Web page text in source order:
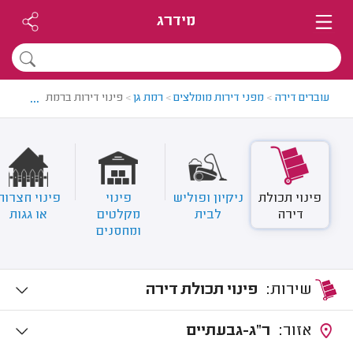
מידרג
עוברים דירה > מפני דירות מומלצים> רמת גן> פינוי דירות ברמת גן...
פינוי תכולת
דירה
ניקיון ופוליש
לבית
פינוי
מקלטים
ומחסנים
פינוי
או גגות
פינוי תכולת דירה
ר"ג-גבעתיים